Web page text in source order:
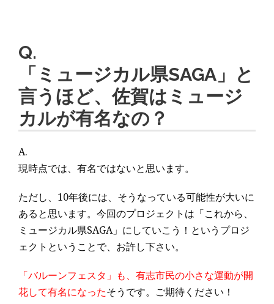
Q.
「ミュージカル県SAGA」と
言うほど、佐賀はミュージ
カルが有名なの？
A.
現時点では、有名ではないと思います。
ただし、10年後には、そうなっている可能性が大いに
あると思います。今回のプロジェクトは「これから、
ミュージカル県SAGA」にしていこう！というプロジ
ェクトということで、お許し下さい。
「バルーンフェスタ」も、有志市民の小さな運動が開
花して有名になったそうです。ご期待ください！